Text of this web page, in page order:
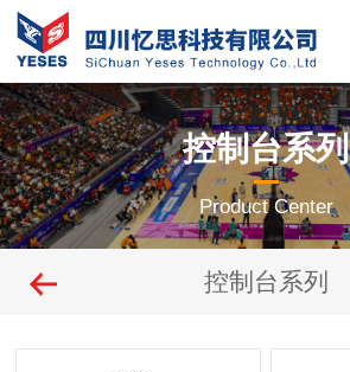
控制台系列
Product Center
控制台系列